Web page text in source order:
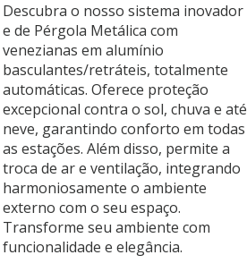
Descubra o nosso sistema inovador
e de Pérgola Metálica com
venezianas em alumínio
basculantes/retráteis, totalmente
automáticas. Oferece proteção
excepcional contra o sol, chuva e até
neve, garantindo conforto em todas
as estações. Além disso, permite a
troca de ar e ventilação, integrando
harmoniosamente o ambiente
externo com o seu espaço.
Transforme seu ambiente com
funcionalidade e elegância.